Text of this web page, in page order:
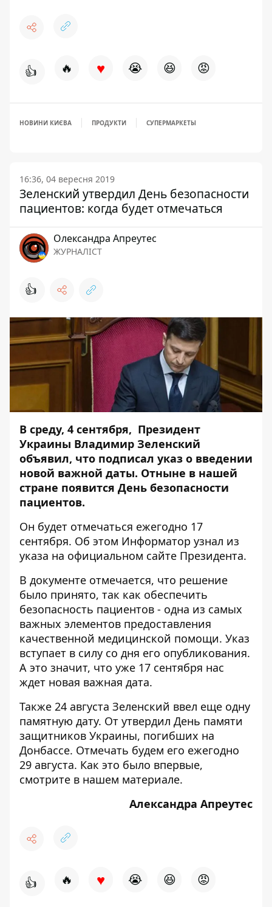
👍 🔥 ♥ 😭 😆 😡
НОВИНИ КИЄВА ПРОДУКТИ СУПЕРМАРКЕТЫ
16:36, 04 вересня 2019
Зеленский утвердил День безопасности
пациентов: когда будет отмечаться
Олександра Апреутес
ЖУРНАЛІСТ
👍
В среду, 4 сентября, Президент
Украины Владимир Зеленский
объявил, что подписал указ о введении
новой важной даты. Отныне в нашей
стране появится День безопасности
пациентов.
Он будет отмечаться ежегодно 17
сентября. Об этом Информатор узнал из
указа на официальном сайте Президента.
В документе отмечается, что решение
было принято, так как обеспечить
безопасность пациентов - одна из самых
важных элементов предоставления
качественной медицинской помощи. Указ
вступает в силу со дня его опубликования.
А это значит, что уже 17 сентября нас
ждет новая важная дата.
Также 24 августа Зеленский ввел еще одну
памятную дату. От утвердил День памяти
защитников Украины, погибших на
Донбассе. Отмечать будем его ежегодно
29 августа. Как это было впервые,
смотрите в нашем материале.
Александра Апреутес
👍 🔥 ♥ 😭 😆 😡